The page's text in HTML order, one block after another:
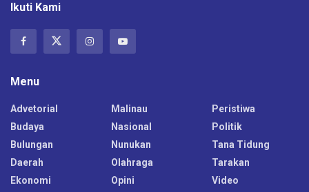
Ikuti Kami
Menu
Advetorial
Budaya
Bulungan
Daerah
Ekonomi
Malinau
Nasional
Nunukan
Olahraga
Opini
Peristiwa
Politik
Tana Tidung
Tarakan
Video